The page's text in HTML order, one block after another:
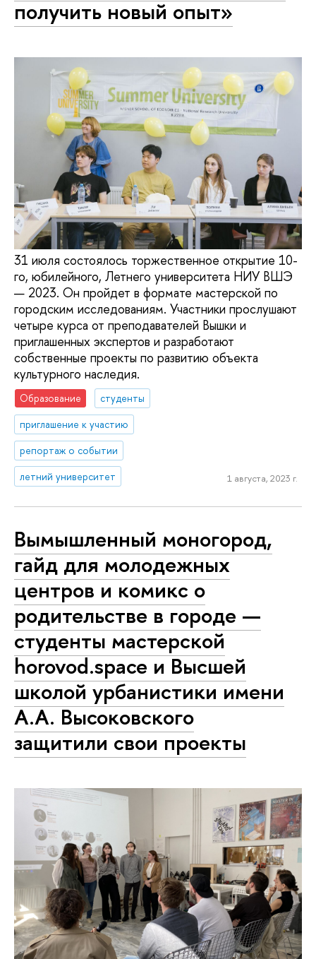
получить новый опыт»
31 июля состоялось торжественное открытие 10-
го, юбилейного, Летнего университета НИУ ВШЭ
— 2023. Он пройдет в формате мастерской по
городским исследованиям. Участники прослушают
четыре курса от преподавателей Вышки и
приглашенных экспертов и разработают
собственные проекты по развитию объекта
культурного наследия.
Образование
студенты
приглашение к участию
репортаж о событии
летний университет
1 августа, 2023 г.
​​Вымышленный моногород,
гайд для молодежных
центров и комикс о
родительстве в городе —
студенты мастерской
horovod.space и Высшей
школой урбанистики имени
А.А. Высоковского
защитили свои проекты